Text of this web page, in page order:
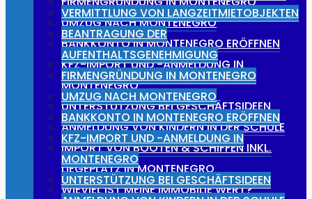
UMZUG NACH MONTENEGRO
BANKKONTO IN MONTENEGRO ERÖFFNEN
KFZ-IMPORT UND -ANMELDUNG IN
MONTENEGRO
UNTERSTÜTZUNG BEI GESCHÄFTSIDEEN
ANMELDUNG VON KINDERN IN DER SCHULE
IMPORT VON BOOTEN & SCHIFFEN INKL.
LIEGEPLATZ IN MONTENEGRO
WIEVIEL IST MEINE IMMOBILIE WERT?
VERMITTLUNG VON LANGZEITMIETOBJEKTEN
BEANTRAGUNG DER
AUFENTHALTSGENEHMIGUNG
FIRMENGRÜNDUNG IN MONTENEGRO
UMZUG NACH MONTENEGRO
BANKKONTO IN MONTENEGRO ERÖFFNEN
KFZ-IMPORT UND -ANMELDUNG IN
MONTENEGRO
UNTERSTÜTZUNG BEI GESCHÄFTSIDEEN